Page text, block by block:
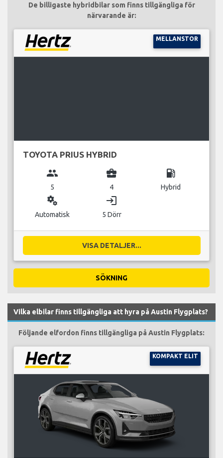
De billigaste hybridbilar som finns tillgängliga för
närvarande är:
MELLANSTOR
TOYOTA PRIUS HYBRID
group
5
business_center
4
local_gas_station
Hybrid
miscellaneous_services
Automatisk
login
5 Dörr
VISA DETALJER...
SÖKNING
Vilka elbilar finns tillgängliga att hyra på Austin Flygplats?
Följande elfordon finns tillgängliga på Austin Flygplats:
KOMPAKT ELIT